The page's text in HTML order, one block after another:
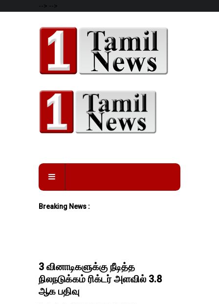
--> -->
Breaking News :
3 வினாடிகளுக்கு நீடித்த
நிலநடுக்கம் ரிக்டர் அளவில் 3.8
ஆக பதிவு